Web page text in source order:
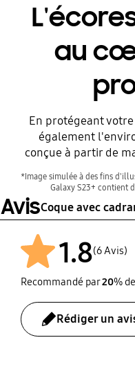
au
En protégeant
également
conçue à partir de
*Image simulée à des fins
Galaxy S23+ contient
AvisCoque avec
1.8(6 Avis)
Recommandé par20%
Rédiger un